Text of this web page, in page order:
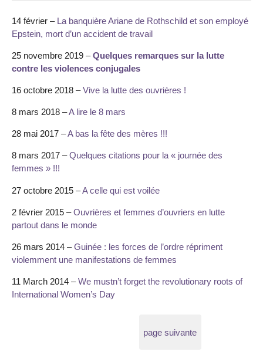
14 février – La banquière Ariane de Rothschild et son employé
Epstein, mort d’un accident de travail
25 novembre 2019 –Quelques remarques sur la lutte
contre les violences conjugales
16 octobre 2018 –Vive la lutte des ouvrières !
8 mars 2018 –A lire le 8 mars
28 mai 2017 –A bas la fête des mères !!!
8 mars 2017 –Quelques citations pour la « journée des
femmes » !!!
27 octobre 2015 –A celle qui est voilée
2 février 2015 –Ouvrières et femmes d’ouvriers en lutte
partout dans le monde
26 mars 2014 –Guinée : les forces de l’ordre répriment
violemment une manifestations de femmes
11 March 2014 –We mustn’t forget the revolutionary roots of
International Women’s Day
page suivante